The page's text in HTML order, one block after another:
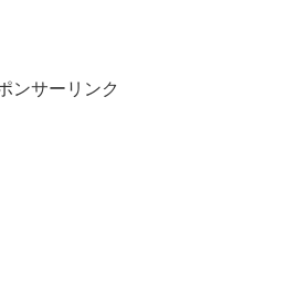
ンサーリンク